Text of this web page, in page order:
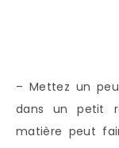
– Mettez un
dans un petit
matière peut